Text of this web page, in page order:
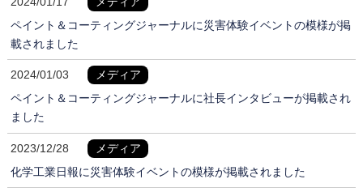
ペイント＆コーティングジャーナルに災害体験イベントの模様が掲
載されました
2024/01/03
メディア
ペイント＆コーティングジャーナルに社長インタビューが掲載され
ました
2023/12/28
メディア
化学工業日報に災害体験イベントの模様が掲載されました